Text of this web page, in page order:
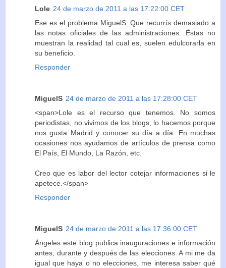
Lole 24 de marzo de 2011 a las 17:22:00 CET
Ese es el problema MiguelS. Que recurrís demasiado a
las notas oficiales de las administraciones. Éstas no
muestran la realidad tal cual es, suelen edulcorarla en
su beneficio.
Responder
MiguelS 24 de marzo de 2011 a las 17:28:00 CET
<span>Lole es el recurso que tenemos. No somos
periodistas, no vivimos de los blogs, lo hacemos porque
nos gusta Madrid y conocer su día a día. En muchas
ocasiones nos ayudamos de artículos de prensa como
El País, El Mundo, La Razón, etc.
Creo que es labor del lector cotejar informaciones si le
apetece.</span>
Responder
MiguelS 24 de marzo de 2011 a las 17:36:00 CET
Ángeles este blog publica inauguraciones e información
antes, durante y después de las elecciones. A mi me da
igual que haya o no elecciones, me interesa saber qué